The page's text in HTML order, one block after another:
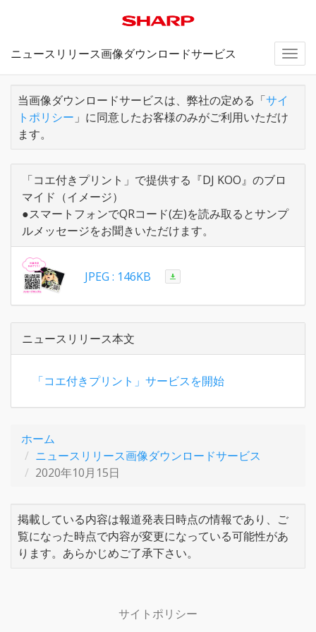
ニュースリリース画像ダウンロードサービス
当画像ダウンロードサービスは、弊社の定める「サイ
トポリシー 」に同意したお客様のみがご利用いただけ
ます。
「コエ付きプリント」で提供する『DJ KOO』のブロ
マイド（イメージ）
●スマートフォンでQRコード(左)を読み取るとサンプ
ルメッセージをお聞きいただけます。
JPEG : 146KB
ニュースリリース本文
「コエ付きプリント」サービスを開始
ホーム
ニュースリリース画像ダウンロードサービス
2020年10月15日
掲載している内容は報道発表日時点の情報であり、ご
覧になった時点で内容が変更になっている可能性があ
ります。あらかじめご了承下さい。
サイトポリシー